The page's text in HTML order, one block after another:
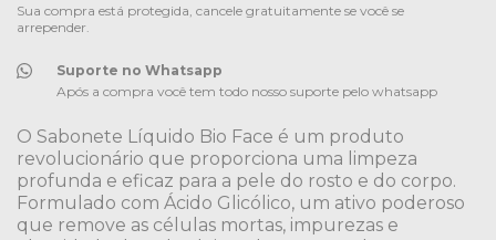
Sua compra está protegida, cancele gratuitamente se você se
arrepender.
Suporte no Whatsapp
Após a compra você tem todo nosso suporte pelo whatsapp
O Sabonete Líquido Bio Face é um produto
revolucionário que proporciona uma limpeza
profunda e eficaz para a pele do rosto e do corpo.
Formulado com Ácido Glicólico, um ativo poderoso
que remove as células mortas, impurezas e